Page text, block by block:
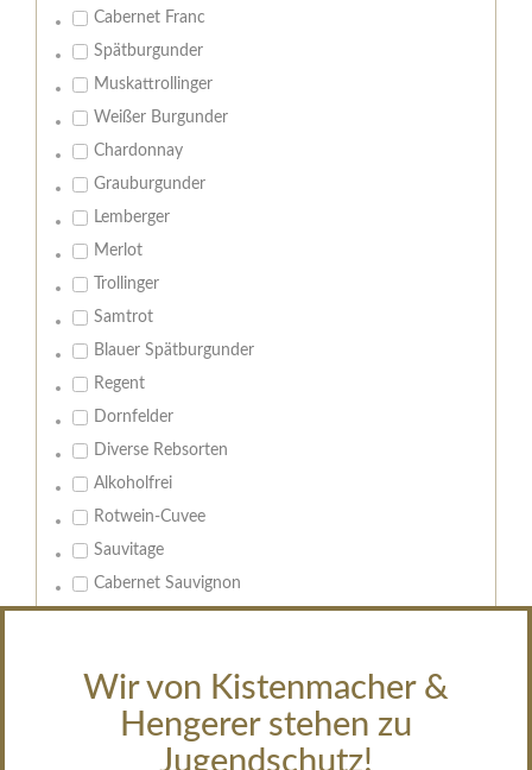
Wir von Kistenmacher &
Hengerer stehen zu
Jugendschutz!
Cabernet Franc
Spätburgunder
Muskattrollinger
Weißer Burgunder
Chardonnay
Grauburgunder
Lemberger
Merlot
Trollinger
Samtrot
Blauer Spätburgunder
Regent
Dornfelder
Diverse Rebsorten
Alkoholfrei
Rotwein-Cuvee
Sauvitage
Cabernet Sauvignon
Leeren
trocken
feinherb
halbtrocken